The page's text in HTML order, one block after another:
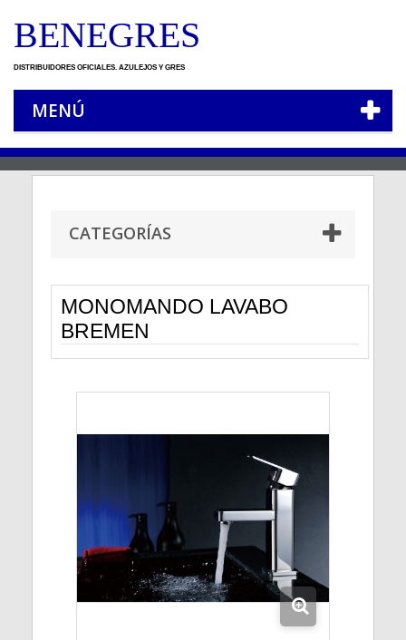
BENEGRES
DISTRIBUIDORES OFICIALES. AZULEJOS Y GRES
MENÚ
CATEGORÍAS
MONOMANDO LAVABO
BREMEN